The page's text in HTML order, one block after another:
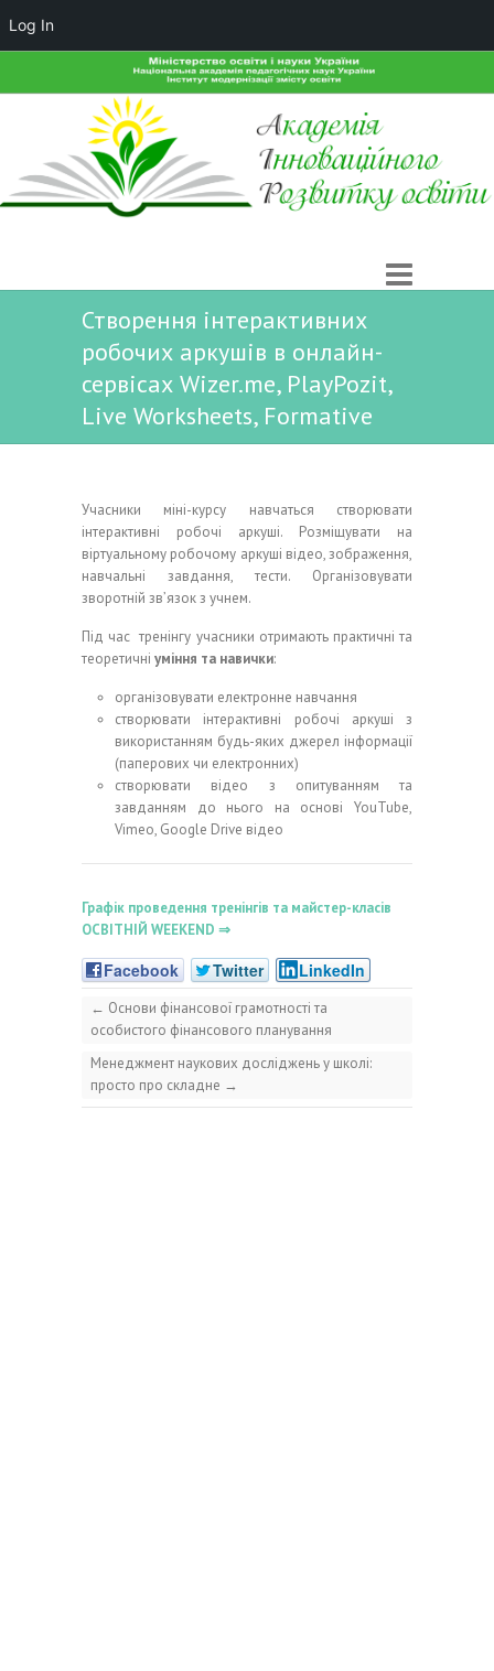
Створення інтерактивних
робочих аркушів в онлайн-
сервісах Wizer.me, PlayPozit,
Live Worksheets, Formative
Учасники міні-курсу навчаться створювати
інтерактивні робочі аркуші. Розміщувати на
віртуальному робочому аркуші відео, зображення,
навчальні завдання, тести. Організовувати
зворотній зв’язок з учнем.
Під час тренінгу учасники отримають практичні та
теоретичні уміння та навички:
організовувати електронне навчання
створювати інтерактивні робочі аркуші з
використанням будь-яких джерел інформації
(паперових чи електронних)
створювати відео з опитуванням та
завданням до нього на основі YouTube,
Vimeo, Google Drive відео
Графік проведення тренінгів та майстер-класів
ОСВІТНІЙ WEEKEND ⇒
Facebook Twitter LinkedIn
← Основи фінансової грамотності та
особистого фінансового планування
Менеджмент наукових досліджень у школі:
просто про складне →
Log In